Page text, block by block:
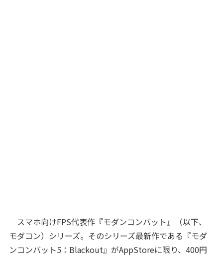
スマホ向けFPS代表作『モダンコンバット』（以下、
モダコン）シリーズ。そのシリーズ最新作である『モダ
ンコンバット5：Blackout』がAppStoreに限り、400円